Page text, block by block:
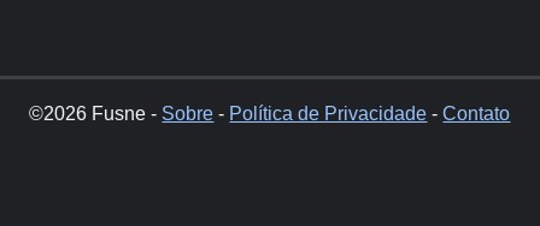
©2026 Fusne - Sobre - Política de Privacidade -Contato